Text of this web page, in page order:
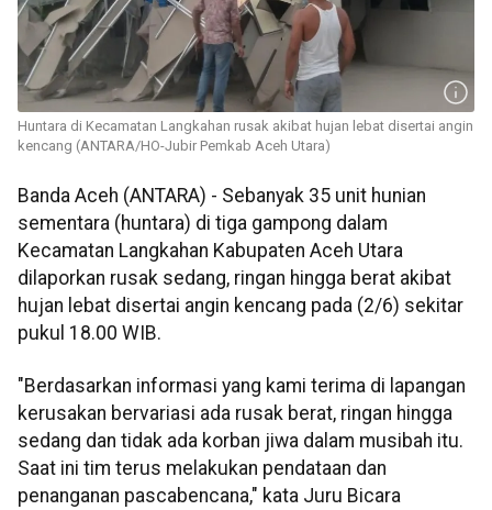
Huntara di Kecamatan Langkahan rusak akibat hujan lebat disertai angin
kencang (ANTARA/HO-Jubir Pemkab Aceh Utara)
Banda Aceh (ANTARA) - Sebanyak 35 unit hunian
sementara (huntara) di tiga gampong dalam
Kecamatan Langkahan Kabupaten Aceh Utara
dilaporkan rusak sedang, ringan hingga berat akibat
hujan lebat disertai angin kencang pada (2/6) sekitar
pukul 18.00 WIB.
"Berdasarkan informasi yang kami terima di lapangan
kerusakan bervariasi ada rusak berat, ringan hingga
sedang dan tidak ada korban jiwa dalam musibah itu.
Saat ini tim terus melakukan pendataan dan
penanganan pascabencana," kata Juru Bicara